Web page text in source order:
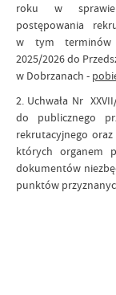
roku w sprawie
postępowania
w tym terminów
2025/2026 do
w Dobrzanach -
2. Uchwała Nr
do publicznego
rekrutacyjnego
których organem
dokumentów
punktów